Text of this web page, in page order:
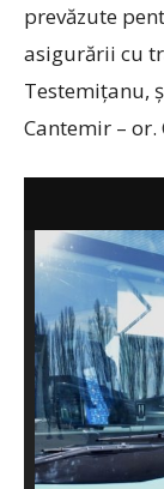
prevăzute
asigurării cu
Testemițanu,
Cantemir – or.